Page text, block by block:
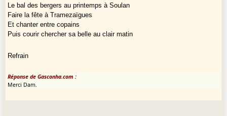
Le bal des bergers au printemps à Soulan
Faire la fête à Tramezaïgues
Et chanter entre copains
Puis courir chercher sa belle au clair matin
Refrain
Réponse de Gasconha.com :
Merci Dam.